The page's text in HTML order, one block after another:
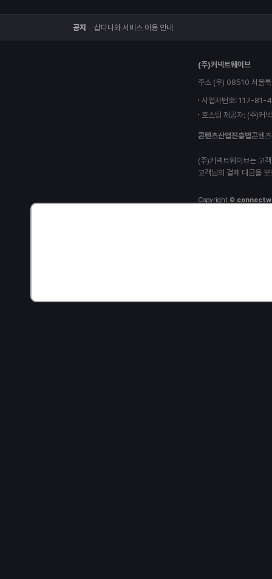
공지 샵다나와 서비스 이용 안내
(주)커넥트웨이브
주소 (우) 08510 서울
사업자번호: 117-81-
호스팅 제공자: (주)커
콘텐츠산업진흥법콘텐
(주)커넥트웨이브는 고
고객님의 결제 대금을
Copyright ©